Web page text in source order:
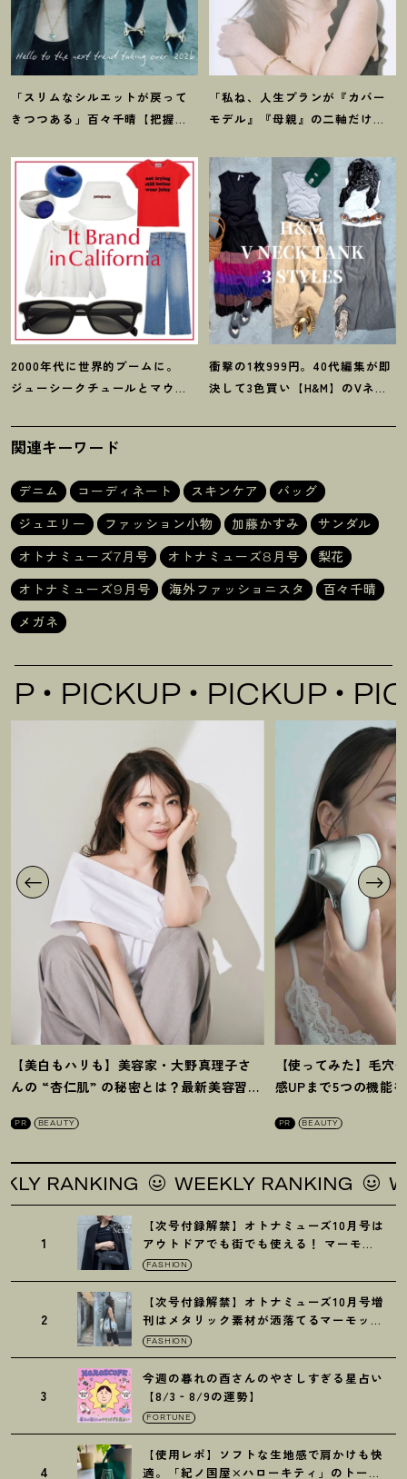
「スリムなシルエットが戻って
きつつある」百々千晴【把握し
て？
「私ね、人生プランが『カバー
モデル』『母親』の二軸だけな
き方】
2000年代に世界的ブームに。
ジューシークチュールとマウ
ド】6選
衝撃の1枚999円。40代編集が即
決して3色買い【H&M】のVネッ
3選
関連キーワード
デニム コーディネート スキンケア
バッグ
ジュエリー
ファッション小物 加藤かすみ
サンダル
オトナミューズ7月号
オトナミューズ8月号
梨花
オトナミューズ9月号
海外ファッショニスタ
百々千晴
メガネ
PICKUP PICKUP
【美白もハリも】美容家・大野真理子さ
んの “杏仁肌” の秘密とは ？ 最新美容習慣
PR BEAUTY
【使ってみた】毛穴
感UPまで5つの機能
PR BEAUTY
WEEKLY RANKING
1
【次号付録解禁】オトナミューズ10月号は
アウトドアでも街でも使える ！ マーモッ
トの黒ショルダー
FASHION
2
【次号付録解禁】オトナミューズ10月号増
刊はメタリック素材が洒落てるマーモット
の保冷バッグ
FASHION
3
今週の暮れの酉さんのやさしすぎる星占い
【8/3‐8/9の運勢】
FORTUNE
4
【使用レポ】ソフトな生地感で肩かけも快
適。「紀ノ国屋×ハローキティ」のトート